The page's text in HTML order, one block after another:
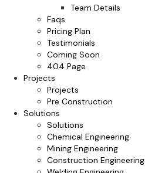
Team Details
Faqs
Pricing Plan
Testimonials
Coming Soon
404 Page
Projects
Projects
Pre Construction
Solutions
Solutions
Chemical Engineering
Mining Engineering
Construction Engineering